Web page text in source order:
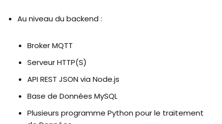
Au niveau du backend :
Broker MQTT
Serveur HTTP(S)
API REST JSON via Node.js
Base de Données MySQL
Plusieurs programme Python pour le traitement